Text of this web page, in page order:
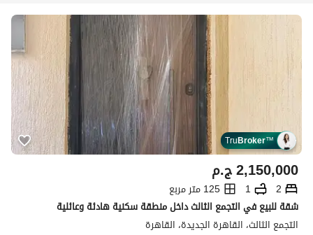
TruBroker™
ج.م2,150,000
2
1
125 متر مربع
شقة للبيع في التجمع الثالث داخل منطقة سكنية هادئة وعائلية
التجمع الثالث، القاهرة الجديدة، القاهرة